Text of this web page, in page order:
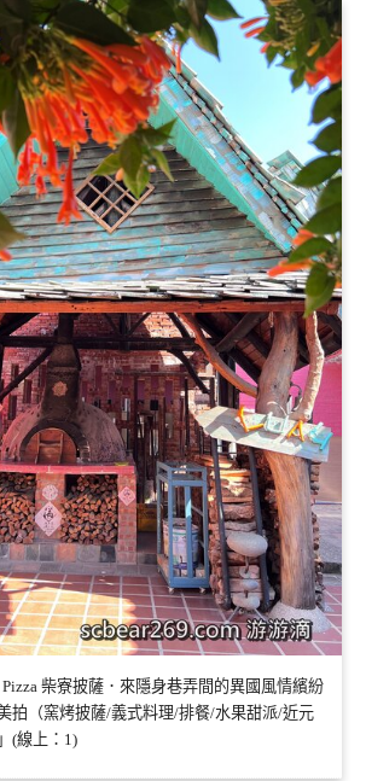
Pizza 柴寮披薩．來隱身巷弄間的異國風情繽紛
拍（窯烤披薩/義式料理/排餐/水果甜派/近元
(線上：1)